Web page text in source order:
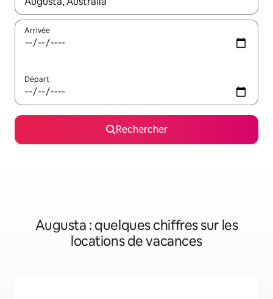
Arrivée
Départ
Rechercher
Augusta : quelques chiffres sur les
locations de vacances